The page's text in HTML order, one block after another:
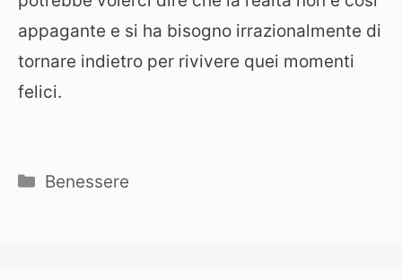
appagante e si ha bisogno irrazionalmente di
tornare indietro per rivivere quei momenti
felici.
Categorie
Benessere